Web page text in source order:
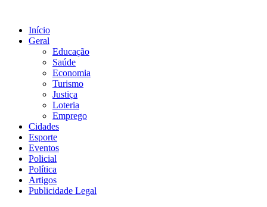
conteúdo
Início
Geral
Educação
Saúde
Economia
Turismo
Justiça
Loteria
Emprego
Cidades
Esporte
Eventos
Policial
Política
Artigos
Publicidade Legal